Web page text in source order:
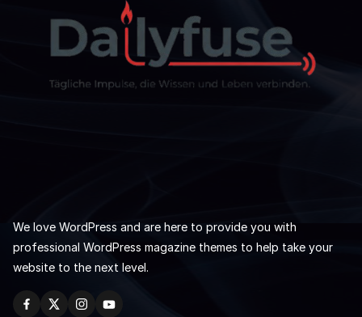
We love WordPress and are here to provide you with
professional WordPress magazine themes to help take your
website to the next level.